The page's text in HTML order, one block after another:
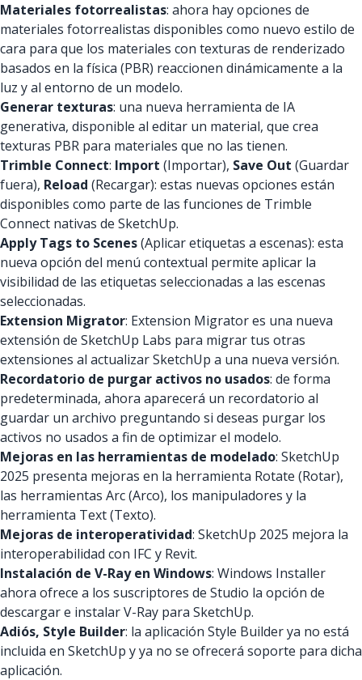
Materiales fotorrealistas: ahora hay opciones de
materiales fotorrealistas disponibles como nuevo estilo de
cara para que los materiales con texturas de renderizado
basados en la física (PBR) reaccionen dinámicamente a la
luz y al entorno de un modelo.
Generar texturas: una nueva herramienta de IA
generativa, disponible al editar un material, que crea
texturas PBR para materiales que no las tienen.
Trimble Connect: Import (Importar), Save Out (Guardar
fuera), Reload (Recargar): estas nuevas opciones están
disponibles como parte de las funciones de Trimble
Connect nativas de SketchUp.
Apply Tags to Scenes(Aplicar etiquetas a escenas): esta
nueva opción del menú contextual permite aplicar la
visibilidad de las etiquetas seleccionadas a las escenas
seleccionadas.
Extension Migrator: Extension Migrator es una nueva
extensión de SketchUp Labs para migrar tus otras
extensiones al actualizar SketchUp a una nueva versión.
Recordatorio de purgar activos no usados: de forma
predeterminada, ahora aparecerá un recordatorio al
guardar un archivo preguntando si deseas purgar los
activos no usados a fin de optimizar el modelo.
Mejoras en las herramientas de modelado: SketchUp
2025 presenta mejoras en la herramienta Rotate (Rotar),
las herramientas Arc (Arco), los manipuladores y la
herramienta Text (Texto).
Mejoras de interoperatividad: SketchUp 2025 mejora la
interoperabilidad con IFC y Revit.
Instalación de V-Ray en Windows: Windows Installer
ahora ofrece a los suscriptores de Studio la opción de
descargar e instalar V-Ray para SketchUp.
Adiós, Style Builder: la aplicación Style Builder ya no está
incluida en SketchUp y ya no se ofrecerá soporte para dicha
aplicación.